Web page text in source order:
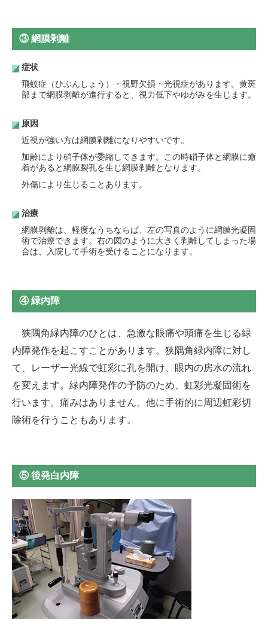
③ 網膜剥離
症状
飛蚊症（ひぶんしょう）・視野欠損・光視症があります。黄斑
部まで網膜剥離が進行すると、視力低下やゆがみを生じます。
原因
近視が強い方は網膜剥離になりやすいです。
加齢により硝子体が委縮してきます。この時硝子体と網膜に癒
着があると網膜裂孔を生じ網膜剥離となります。
外傷により生じることあります。
治療
網膜剥離は、軽度なうちならば、左の写真のように網膜光凝固
術で治療できます。右の図のように大きく剥離してしまった場
合は、入院して手術を受けることになります。
④ 緑内障
狭隅角緑内障のひとは、急激な眼痛や頭痛を生じる緑
内障発作を起こすことがあります。狭隅角緑内障に対し
て、レーザー光線で虹彩に孔を開け、眼内の房水の流れ
を変えます。緑内障発作の予防のため、虹彩光凝固術を
行います。痛みはありません。他に手術的に周辺虹彩切
除術を行うこともあります。
⑤ 後発白内障